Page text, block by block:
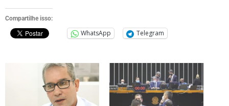
Compartilhe isso:
WhatsApp Telegram